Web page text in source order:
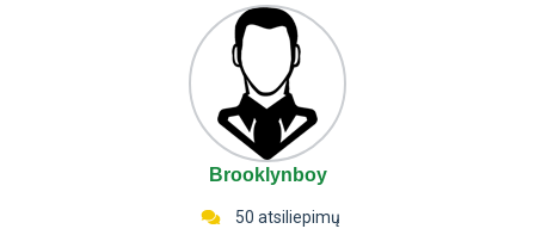
Brooklynboy
50 atsiliepimų